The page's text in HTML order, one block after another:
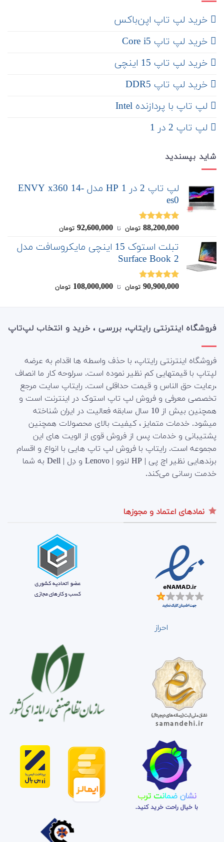
‌ خرید لپ تاپ اپن‌باکس
خرید لپ تاپ Core i5
‌‌ خرید لپ تاپ 15 اینچی
خرید لپ تاپ DDR5
لپ تاپ با پردازنده Intel
لپ تاپ 2 در 1
شاید بپسندید
لپ تاپ 2 در 1 HP مدل ENVY x360 14-
es0
نمره5.00
88,200,000 تومان ‌ تا ‌ 92,600,000 تومان
تبلت استوک 15 اینچی مایکروسافت مدل
Surface Book 2
نمره4.75
90,900,000 تومان ‌ تا ‌ 108,000,000 تومان
فروشگاه اینترنتی رایتاپ، بررسی ، خرید و انتخاب لپ‌تاپ
فروشگاه اینترنتی رایتاپ، با حذف واسطه ها اقدام به عرضه
لپتاپ با قیمتهایی کم نظیر نموده است. سرلوحه کار ما انصاف
،رعایت حق الناس و قیمت حداقلی است. رایتاپ سایت مرجع
تخصصی معرفی و فروش لپ تاپ استوک در اینترنت است و
همچنین بیش از 10 سال سابقه فعالیت در ایران شناخته
میشود. خدمات متمایز ، کیفیت بالای محصولات همچنین
پشتیبانی و خدمات پس از فروش قوی از الویت های این
مجموعه است. رایتاپ با فروش لپ تاپ هایی با انواع و اقسام
برندهایی نظیر اچ پی | HP لنوو | Lenovo و دِل | Dell به شما
خدمت رسانی می‌کند.
نمادهای اعتماد و مجوزها
احراز
نشان ضمانت ترب
با خیال راحت خرید کنید.